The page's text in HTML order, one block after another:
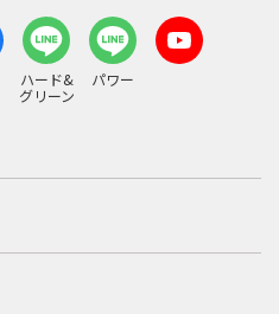
ハード&
グリーン
パワー